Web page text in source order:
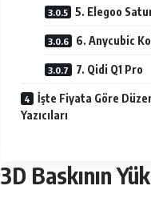
5. Elegoo
6. Anycubic
7. Qidi Q1 Pro
İşte Fiyata Göre
Yazıcıları
3D Baskının